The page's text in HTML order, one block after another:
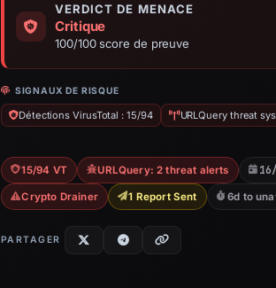
VERDICT DE MENACE
Critique
100/100 score de preuve
SIGNAUX DE RISQUE
Détections VirusTotal : 15/94 URLQuery threat
15/94 VT URLQuery: 2 threat alerts
Crypto Drainer 1 Report Sent 6d to
PARTAGER